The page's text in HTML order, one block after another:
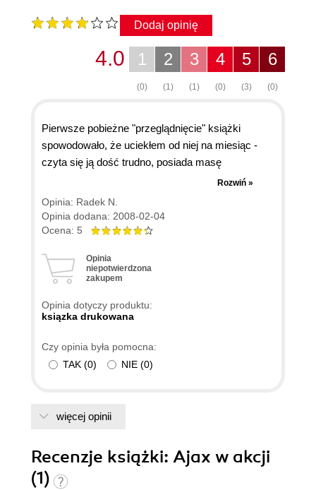
Dodaj opinię
6
(0)
5
(3)
4
(0)
3
(1)
2
(1)
1
(0)
4.0
Pierwsze pobieżne "przeglądnięcie" książki
spowodowało, że uciekłem od niej na miesiąc -
czyta się ją dość trudno, posiada masę
rozwlekłych opisów, często po przeczytaniu 20
stron nie dowiedziałem się niczego konkretnego.
Drugie podejście pokazało, że jeśli czyta się ją
dokładnie, to można w niej znaleźć rozwiązania
książce... a przy trzecim podejściu już się w niej
zakochałem ;). Polecam, ale jednocześnie
Rozwiń »
Opinia: Radek N.
Opinia dodana: 2008-02-04
Ocena: 5
Opinia
niepotwierdzona
zakupem
Opinia dotyczy produktu:
ksiązka drukowana
Czy opinia była pomocna:
TAK (0) NIE (0)
więcej opinii
Recenzje książki: Ajax w akcji
(1)